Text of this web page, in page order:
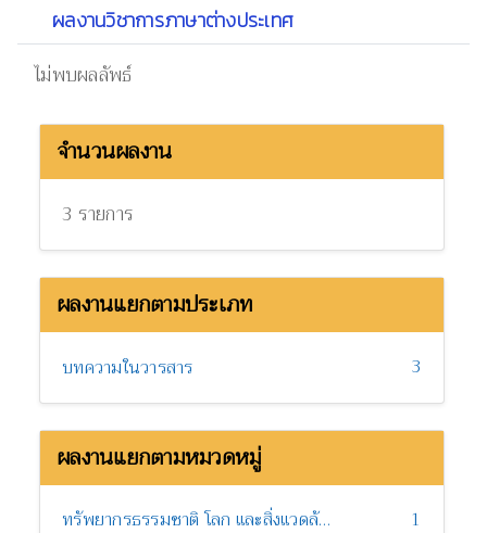
ผลงานวิชาการภาษาต่างประเทศ
ไม่พบผลลัพธ์
จำนวนผลงาน
3 รายการ
ผลงานแยกตามประเภท
บทความในวารสาร 3
ผลงานแยกตามหมวดหมู่
ทรัพยากรธรรมชาติ โลก และสิ่งแวดล้อม 1